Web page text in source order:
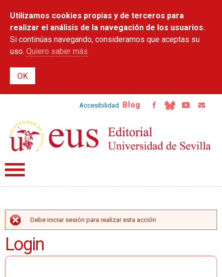
contenido
principal
Utilizamos cookies propias y de terceros para
realizar el análisis de la navegación de los usuarios.
Si continúas navegando, consideramos que aceptas su
uso. Quiero saber más
Accesibilidad Blog
MENSAJE DE ERROR
Debe iniciar sesión para realizar esta acción
Login